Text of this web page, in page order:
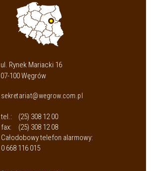
ul. Rynek Mariacki 16
07-100 Węgrów
sekretariat@wegrow.com.pl
tel.:
(25) 308 12 00
fax:
(25) 308 12 08
Całodobowy telefon alarmowy:
0 668 116 015